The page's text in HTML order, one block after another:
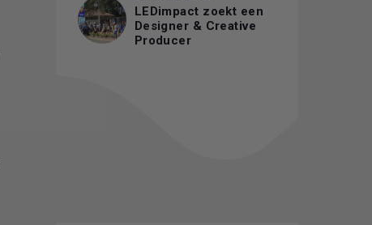
LEDimpact zoekt een
Designer & Creative
Producer